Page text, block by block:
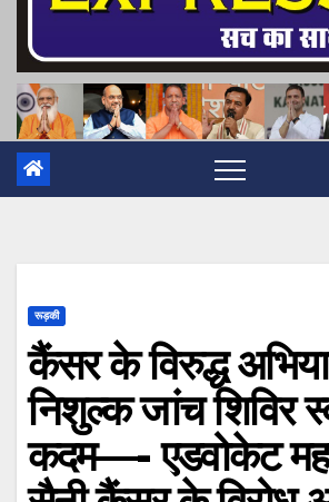
रूड़की
कैंसर के विरुद्ध
निशुल्क जांच शिविर
कदम—- एडवोकेट